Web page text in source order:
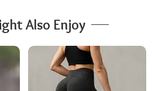
Also Enjoy